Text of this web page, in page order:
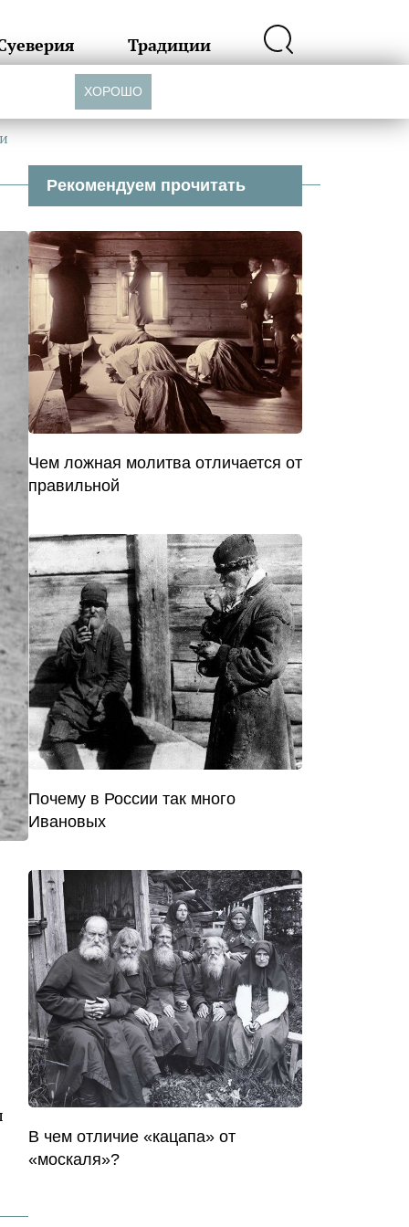
Традиции
Рекомендуем прочитать
Чем ложная молитва отличается от
правильной
Почему в России так много
Ивановых
В чем отличие «кацапа» от
«москаля»?
ХОРОШО